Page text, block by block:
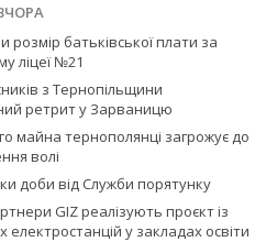
розмір батьківської плати за
ліцеї №21
з Тернопільщини
ретрит у Зарваницю
майна тернополянці загрожує до
волі
доби від Служби порятунку
GIZ реалізують проєкт із
у закладах освіти